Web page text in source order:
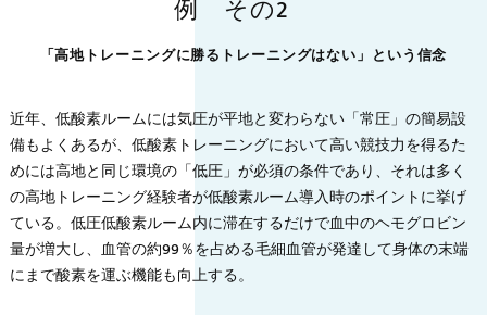
例 その2
「高地トレーニングに勝るトレーニングはない」という信念
近年、低酸素ルームには気圧が平地と変わらない「常圧」の簡易設
備もよくあるが、低酸素トレーニングにおいて高い競技力を得るた
めには高地と同じ環境の「低圧」が必須の条件であり、それは多く
の高地トレーニング経験者が低酸素ルーム導入時のポイントに挙げ
ている。低圧低酸素ルーム内に滞在するだけで血中のヘモグロビン
量が増大し、血管の約99％を占める毛細血管が発達して身体の末端
にまで酸素を運ぶ機能も向上する。